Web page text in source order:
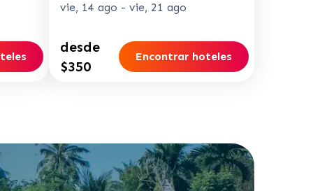
vie, 14 ago - vie, 21 ago
desde
$350
Encontrar hoteles